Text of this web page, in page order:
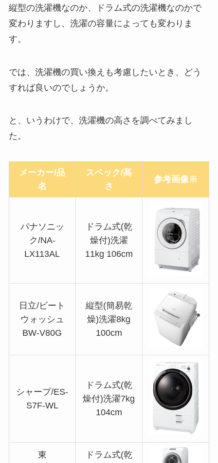
縦型の洗濯機なのか、ドラム式の洗濯機なのかで
変わりますし、洗濯の容量によっても変わりま
す。
では、洗濯機の買い換えも考慮したいとき、どう
すれば良いのでしょうか。
と、いうわけで、洗濯機の高さを調べてみまし
た。
メーカー/品
名
スペック/高
さ
参考画像※
パナソニッ
ク/NA-
LX113AL
ドラム式(乾
燥付)洗濯
11kg 106cm
日立/ビート
ウォッシュ
BW-V80G
縦型(簡易乾
燥)洗濯8kg
100cm
シャープ/ES-
S7F-WL
ドラム式(乾
燥付)洗濯7kg
104cm
東
ドラム式(乾